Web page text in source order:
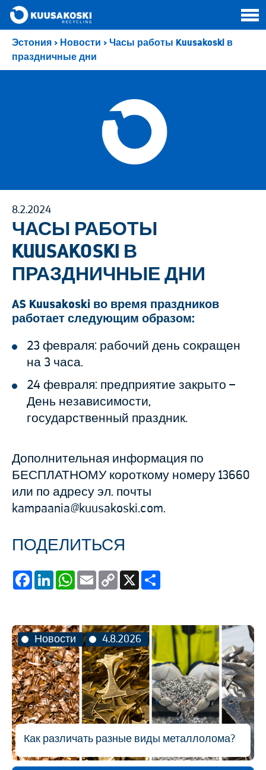
Эстония > Новости > Часы работы Kuusakoski в
праздничные дни
8.2.2024
ЧАСЫ РАБОТЫ
KUUSAKOSKI В
ПРАЗДНИЧНЫЕ ДНИ
AS Kuusakoski во время праздников
работает следующим образом:
23 февраля: рабочий день сокращен
на 3 часа.
24 февраля: предприятие закрыто –
День независимости,
государственный праздник.
Дополнительная информация по
БЕСПЛАТНОМУ короткому номеру 13660
или по адресу эл. почты
kampaania@kuusakoski.com.
ПОДЕЛИТЬСЯ
FacebookLinkedInWhatsApp
Email
Copy
Новости 4.8.2026
Как различать разные виды металлолома?